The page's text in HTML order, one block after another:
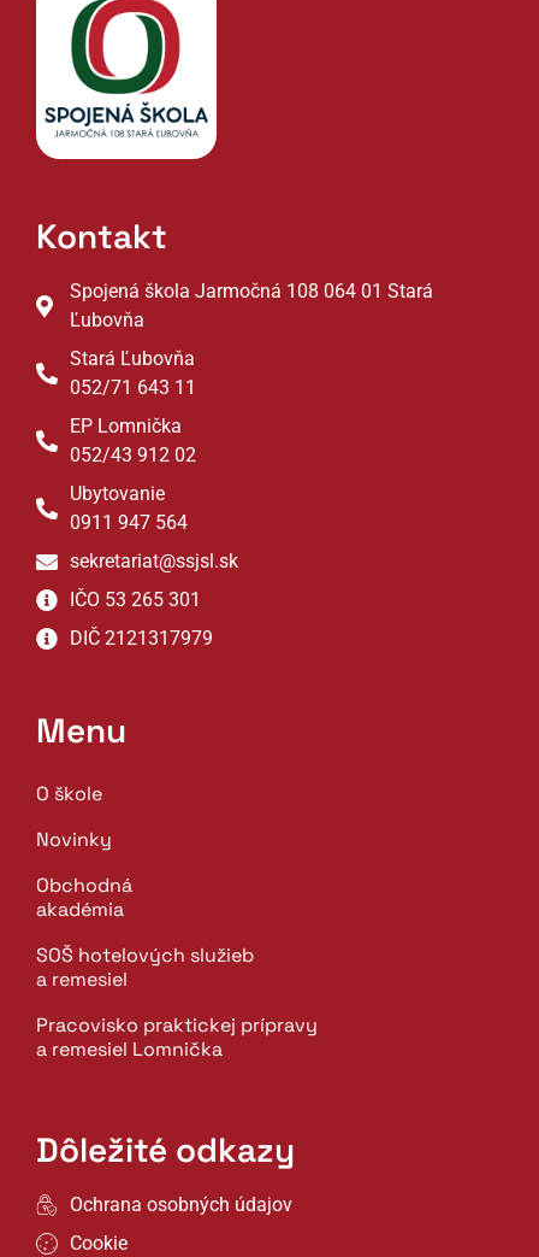
Kontakt
Spojená škola Jarmočná 108 064 01 Stará
Ľubovňa
Stará Ľubovňa
052/71 643 11
EP Lomnička
052/43 912 02
Ubytovanie
0911 947 564
sekretariat@ssjsl.sk
IČO 53 265 301
DIČ 2121317979
Menu
O škole
Novinky
Obchodná
akadémia
SOŠ hotelových služieb
a remesiel
Pracovisko praktickej prípravy
a remesiel Lomnička
Dôležité odkazy
Ochrana osobných údajov
Cookie